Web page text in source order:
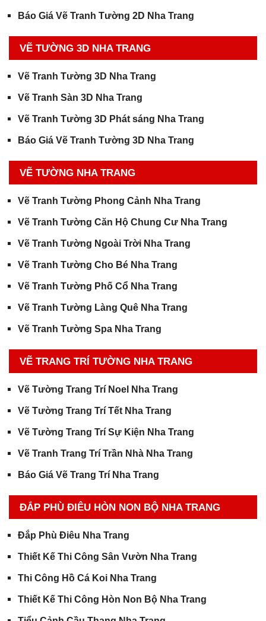
Báo Giá Vẽ Tranh Tường 2D Nha Trang
VẼ TƯỜNG 3D NHA TRANG
Vẽ Tranh Tường 3D Nha Trang
Vẽ Tranh Sàn 3D Nha Trang
Vẽ Tranh Tường 3D Phát sáng Nha Trang
Báo Giá Vẽ Tranh Tường 3D Nha Trang
VẼ TƯỜNG NHA TRANG
Vẽ Tranh Tường Phong Cảnh Nha Trang
Vẽ Tranh Tường Căn Hộ Chung Cư Nha Trang
Vẽ Tranh Tường Ngoài Trời Nha Trang
Vẽ Tranh Tường Cho Bé Nha Trang
Vẽ Tranh Tường Phố Cổ Nha Trang
Vẽ Tranh Tường Làng Quê Nha Trang
Vẽ Tranh Tường Spa Nha Trang
VẼ TRANG TRÍ TƯỜNG NHA TRANG
Vẽ Tường Trang Trí Noel Nha Trang
Vẽ Tường Trang Trí Tết Nha Trang
Vẽ Tường Trang Trí Sự Kiện Nha Trang
Vẽ Tranh Trang Trí Trần Nhà Nha Trang
Báo Giá Vẽ Trang Trí Nha Trang
ĐẮP PHÙ ĐIÊU HÒN NON BỘ NHA TRANG
Đắp Phù Điêu Nha Trang
Thiết Kế Thi Công Sân Vườn Nha Trang
Thi Công Hồ Cá Koi Nha Trang
Thiết Kế Thi Công Hòn Non Bộ Nha Trang